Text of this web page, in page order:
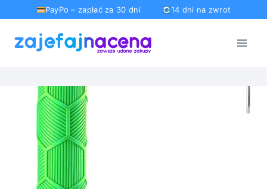
PayPo – zapłać za 30 dni 14 dni na zwrot